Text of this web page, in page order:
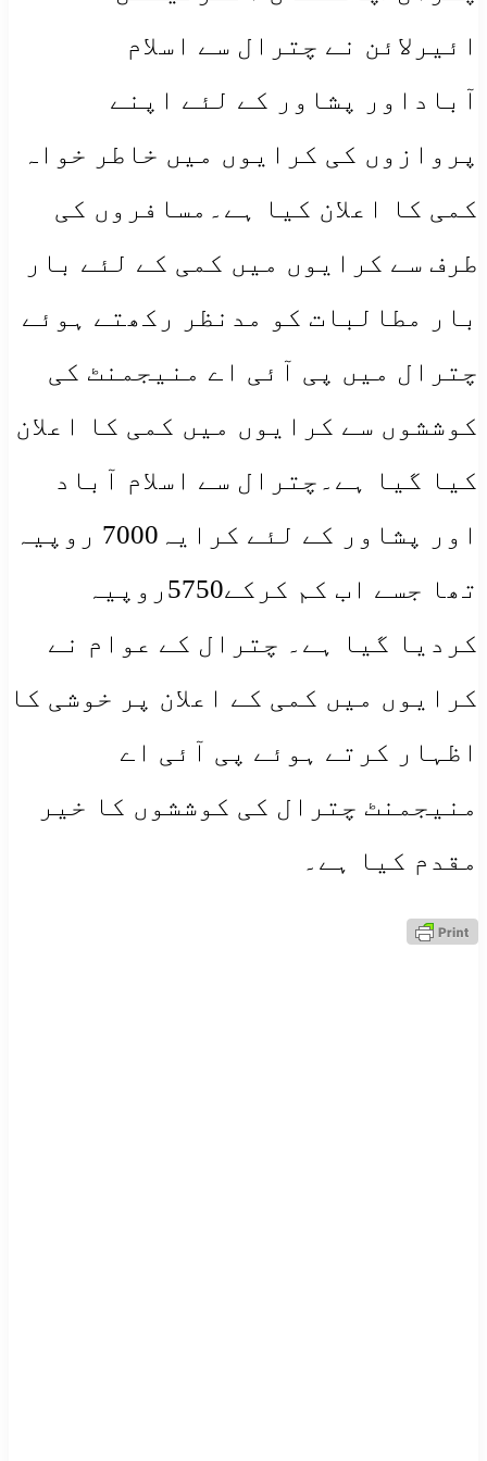
ائیرلائن نے چترال سے اسلام
آباداور پشاور کے لئے اپنے
پروازوں کی کرایوں میں خاطر خواہ
کمی کا اعلان کیا ہے۔مسافروں کی
طرف سے کرایوں میں کمی کے لئے بار
بار مطالبات کو مدنظر رکھتے ہوئے
چترال میں پی آئی اے منیجمنٹ کی
کوششوں سے کرایوں میں کمی کا اعلان
کیا گیا ہے۔چترال سے اسلام آباد
اور پشاور کے لئے کرایہ7000 روپیہ
تھا جسے اب کم کرکے5750روپیہ
کردیا گیا ہے۔ چترال کے عوام نے
کرایوں میں کمی کے اعلان پر خوشی کا
اظہار کرتے ہوئے پی آئی اے
منیجمنٹ چترال کی کوششوں کا خیر
مقدم کیا ہے۔